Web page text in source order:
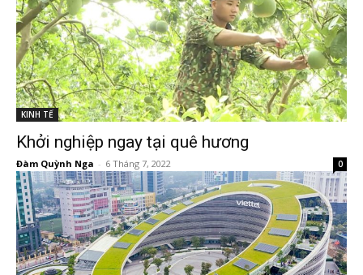
KINH TẾ
Khởi nghiệp ngay tại quê hương
Đàm Quỳnh Nga - 6 Tháng 7, 2022 0